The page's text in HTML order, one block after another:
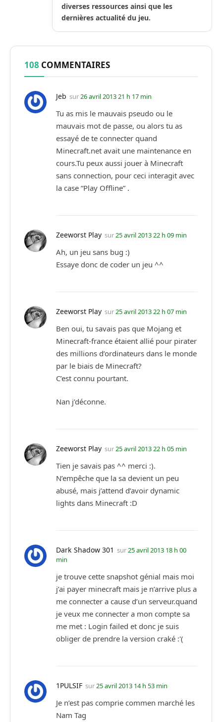
diverses ressources ainsi que les
dernières actualité du jeu.
108 COMMENTAIRES
Jeb sur26 avril 2013 21 h 17 min
Tu as mis le mauvais pseudo ou le
mauvais mot de passe, ou alors tu as
essayé de te connecter quand
Minecraft.net avait une maintenance en
cours.Tu peux aussi jouer à Minecraft
sans connection, pour ceci interagit avec
la case “Play Offline” .
Zeeworst Play sur25 avril 2013 22 h 09 min
Ah, un jeu sans bug :)
Essaye donc de coder un jeu ^^
Zeeworst Play sur25 avril 2013 22 h 07 min
Ben oui, tu savais pas que Mojang et
Minecraft-france étaient allié pour pirater
des millions d’ordinateurs dans le monde
par le biais de Minecraft?
C’est connu pourtant.
Nan j’déconne.
Zeeworst Play sur25 avril 2013 22 h 05 min
Tien je savais pas ^^ merci :).
N’empêche que la sa devient un peu
abusé, mais j’attend d’avoir dynamic
lights dans Minecraft :D
Dark Shadow 301 sur25 avril 2013 18 h 00
min
je trouve cette snapshot génial mais moi
j’ai payer minecraft mais je n’arrive plus a
me connecter a cause d’un serveur.quand
je veux me connecter a mon compte sa
me met : Login failed et donc je suis
obliger de prendre la version craké :'(
1PULSIF sur25 avril 2013 14 h 53 min
Je n’est pas comprie commen marché les
Nam Tag